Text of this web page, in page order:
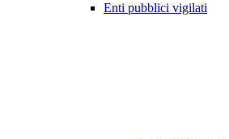
Enti pubblici vigilati